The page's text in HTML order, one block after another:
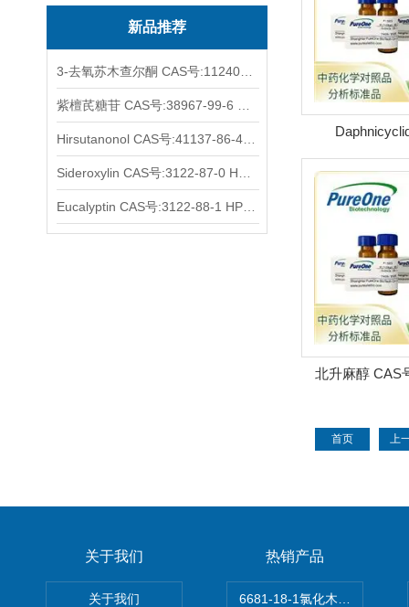
新品推荐
号:385384-
北升麻醇 CAS
首页 上
关于我们
关于我们
热销产品
6681-18-1氯化木兰花碱